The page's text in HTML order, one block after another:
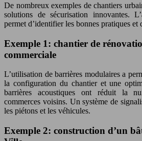
De nombreux exemples de chantiers
solutions de sécurisation innovantes.
permet d’identifier les bonnes pratiques et
Exemple 1: chantier de
commerciale
L’utilisation de barrières modulaires a
la configuration du chantier et une
barrières acoustiques ont réduit la
commerces voisins. Un système de
les piétons et les véhicules.
Exemple 2: construction d’un